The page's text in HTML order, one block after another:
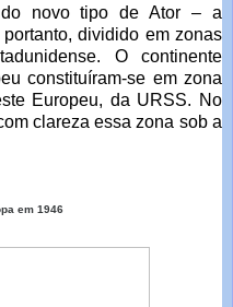
do novo tipo de Ator – a
dividido em zonas
O continente
constituíram-se em zona
Europeu, da URSS. No
clareza essa zona sob a
em 1946